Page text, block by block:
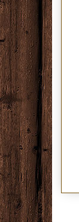
LAMINATGULV
VAREPRØVE
40,00 DKK
Se produktet